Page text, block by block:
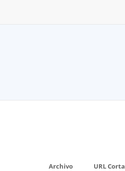
Archivo URL Corta